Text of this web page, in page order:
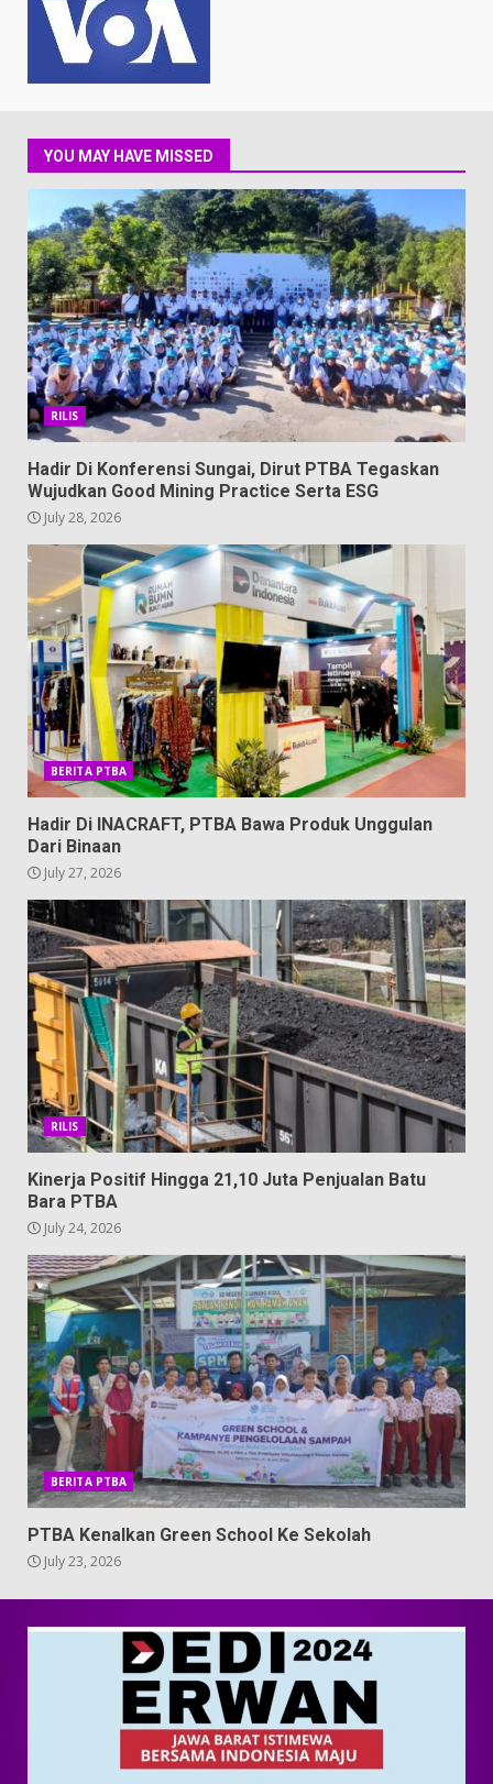
YOU MAY HAVE MISSED
RILIS
Hadir Di Konferensi Sungai, Dirut PTBA Tegaskan
Wujudkan Good Mining Practice Serta ESG
July 28, 2026
BERITA PTBA
Hadir Di INACRAFT, PTBA Bawa Produk Unggulan
Dari Binaan
July 27, 2026
RILIS
Kinerja Positif Hingga 21,10 Juta Penjualan Batu
Bara PTBA
July 24, 2026
BERITA PTBA
PTBA Kenalkan Green School Ke Sekolah
July 23, 2026